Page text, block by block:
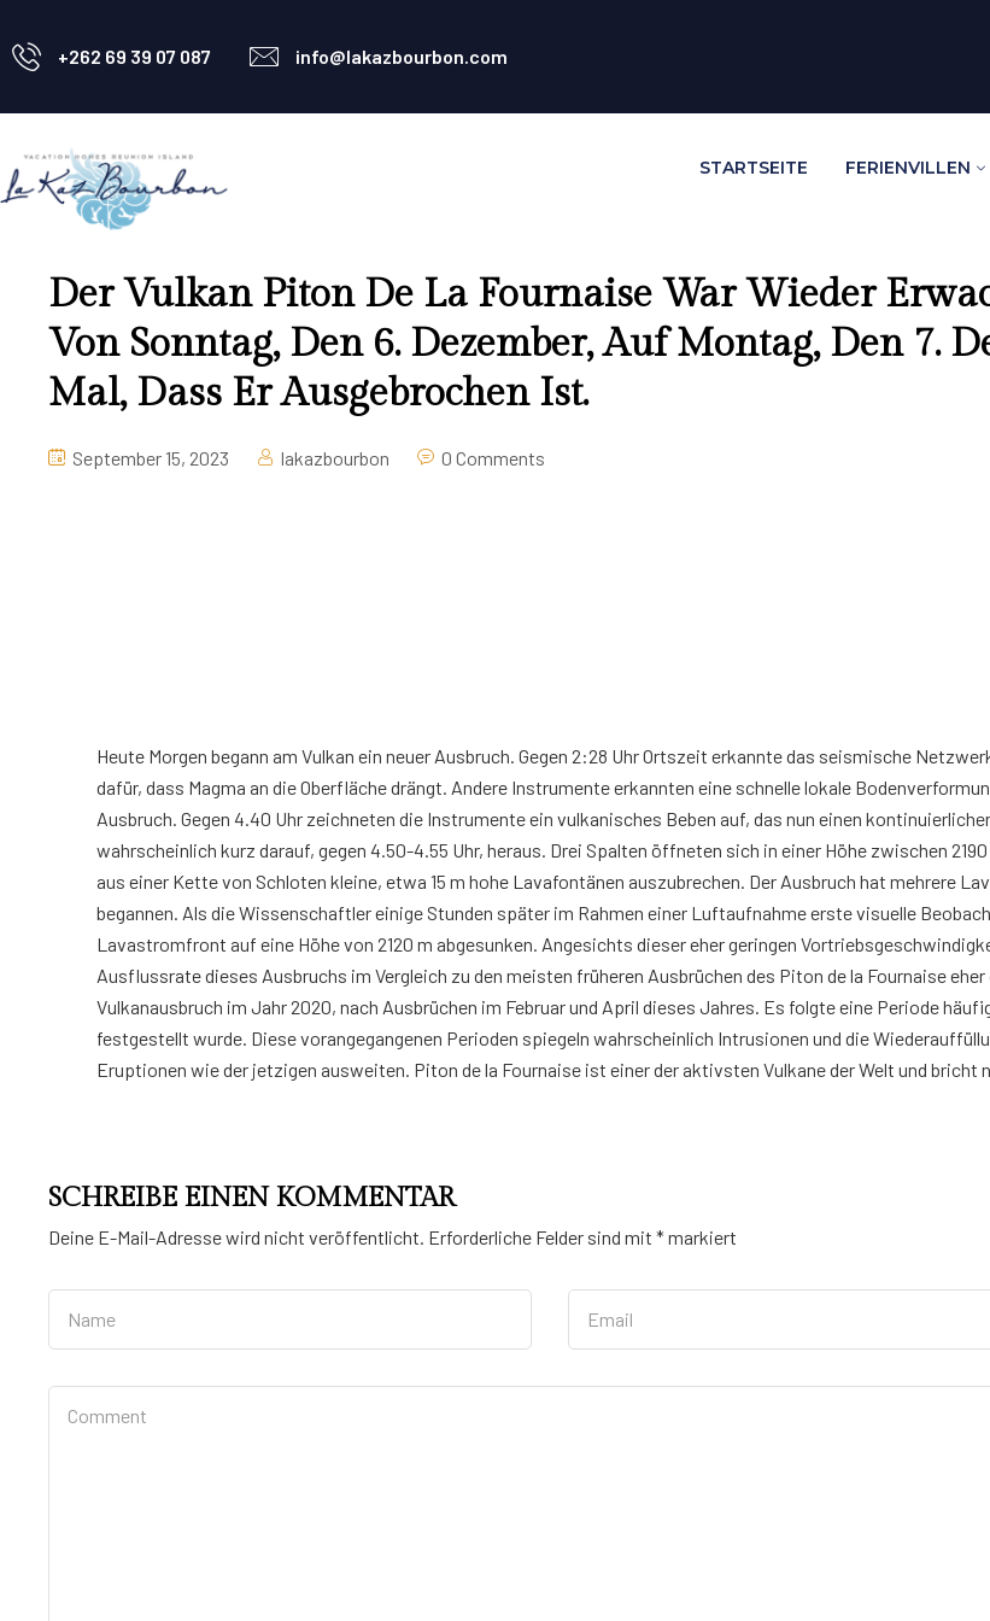
+262 69 39 07 087 info@lakazbourbon.com
STARTSEITE FERIENVILLEN
Der Vulkan Piton De La Fournaise War Wieder
Von Sonntag, Den 6. Dezember, Auf Montag, Den 7.
Mal, Dass Er Ausgebrochen Ist.
September 15, 2023 lakazbourbon 0 Comments
Heute Morgen begann am Vulkan ein neuer Ausbruch. Gegen 2:28 Uhr Ortszeit erkannte das seismische
dafür, dass Magma an die Oberfläche drängt. Andere Instrumente erkannten eine schnelle lokale
Ausbruch. Gegen 4.40 Uhr zeichneten die Instrumente ein vulkanisches Beben auf, das nun einen
wahrscheinlich kurz darauf, gegen 4.50-4.55 Uhr, heraus. Drei Spalten öffneten sich in einer Höhe zwischen
aus einer Kette von Schloten kleine, etwa 15 m hohe Lavafontänen auszubrechen. Der Ausbruch hat mehrere
begannen. Als die Wissenschaftler einige Stunden später im Rahmen einer Luftaufnahme erste visuelle
Lavastromfront auf eine Höhe von 2120 m abgesunken. Angesichts dieser eher geringen
Ausflussrate dieses Ausbruchs im Vergleich zu den meisten früheren Ausbrüchen des Piton de la Fournaise
Vulkanausbruch im Jahr 2020, nach Ausbrüchen im Februar und April dieses Jahres. Es folgte eine Periode
festgestellt wurde. Diese vorangegangenen Perioden spiegeln wahrscheinlich Intrusionen und die
Eruptionen wie der jetzigen ausweiten. Piton de la Fournaise ist einer der aktivsten Vulkane der Welt und bricht
SCHREIBE EINEN KOMMENTAR
Deine E-Mail-Adresse wird nicht veröffentlicht. Erforderliche Felder sind mit *markiert